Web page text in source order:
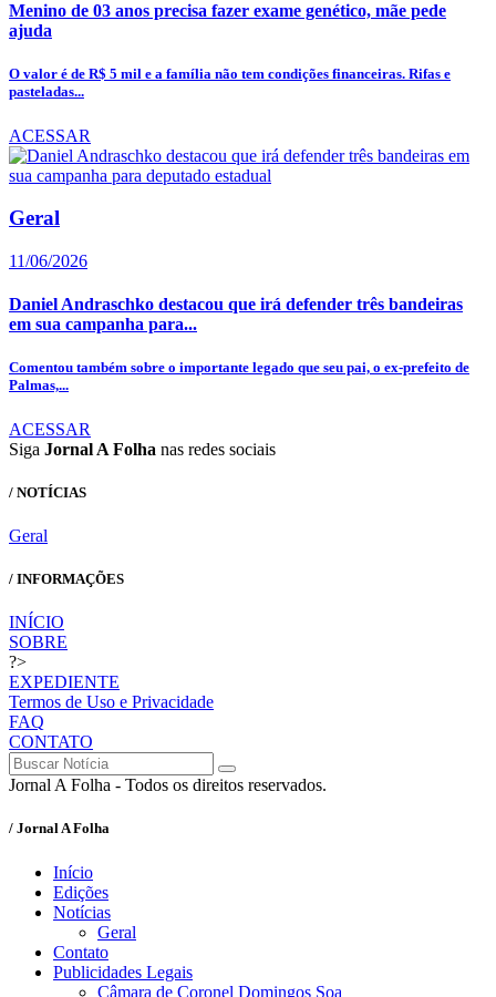
Menino de 03 anos precisa fazer exame genético, mãe pede
ajuda
O valor é de R$ 5 mil e a família não tem condições financeiras. Rifas e
pasteladas...
ACESSAR
Geral
11/06/2026
Daniel Andraschko destacou que irá defender três bandeiras
em sua campanha para...
Comentou também sobre o importante legado que seu pai, o ex-prefeito de
Palmas,...
ACESSAR
Siga Jornal A Folha nas redes sociais
/ NOTÍCIAS
Geral
/ INFORMAÇÕES
INÍCIO
SOBRE
?>
EXPEDIENTE
Termos de Uso e Privacidade
FAQ
CONTATO
Jornal A Folha - Todos os direitos reservados.
/ Jornal A Folha
Início
Edições
Notícias
Geral
Contato
Publicidades Legais
Câmara de Coronel Domingos Soa